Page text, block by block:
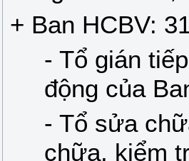
+ Ban HCBV:
- Tổ gián
động của
- Tổ sửa
chữa, kiểm